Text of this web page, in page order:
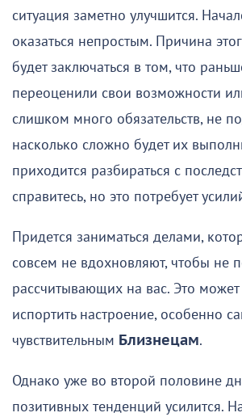
ситуация заметно улучшится.
оказаться непростым. Причина
будет заключаться в том, что
переоценили свои возможности
слишком много обязательств, не
насколько сложно будет их
приходится разбираться с
справитесь, но это потребует
Придется заниматься делами,
совсем не вдохновляют, чтобы не
рассчитывающих на вас. Это может
испортить настроение, особенно
чувствительным Близнецам.
Однако уже во второй половине
позитивных тенденций усилится.